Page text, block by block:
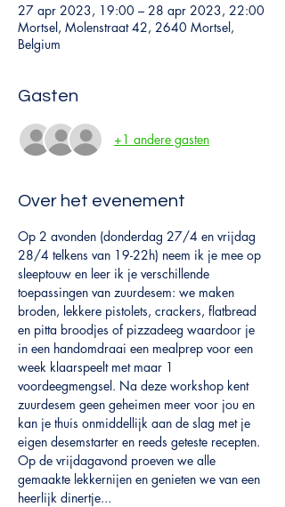
27 apr 2023, 19:00 – 28 apr 2023, 22:00
Mortsel, Molenstraat 42, 2640 Mortsel,
Belgium
Gasten
+1 andere gasten
Over het evenement
Op 2 avonden (donderdag 27/4 en vrijdag
28/4 telkens van 19-22h) neem ik je mee op
sleeptouw en leer ik je verschillende
toepassingen van zuurdesem: we maken
broden, lekkere pistolets, crackers, flatbread
en pitta broodjes of pizzadeeg waardoor je
in een handomdraai een mealprep voor een
week klaarspeelt met maar 1
voordeegmengsel. Na deze workshop kent
zuurdesem geen geheimen meer voor jou en
kan je thuis onmiddellijk aan de slag met je
eigen desemstarter en reeds geteste recepten.
Op de vrijdagavond proeven we alle
gemaakte lekkernijen en genieten we van een
heerlijk dinertje...